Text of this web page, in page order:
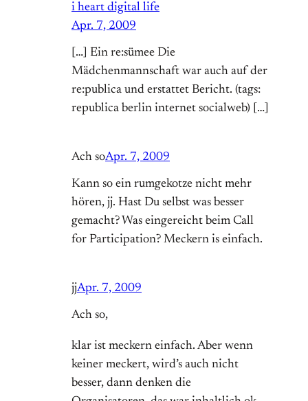
i heart digital life
Apr. 7, 2009
[…] Ein re:sümee Die
Mädchenmannschaft war auch auf der
re:publica und erstattet Bericht. (tags:
republica berlin internet socialweb) […]
Ach soApr. 7, 2009
Kann so ein rumgekotze nicht mehr
hören, jj. Hast Du selbst was besser
gemacht? Was eingereicht beim Call
for Participation? Meckern is einfach.
jjApr. 7, 2009
Ach so,
klar ist meckern einfach. Aber wenn
keiner meckert, wird’s auch nicht
besser, dann denken die